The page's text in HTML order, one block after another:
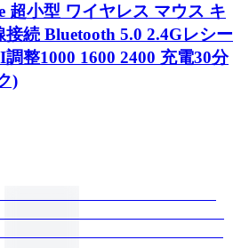
超小型 ワイヤレス マウス キ
続 Bluetooth 5.0 2.4Gレシー
整1000 1600 2400 充電30分
)